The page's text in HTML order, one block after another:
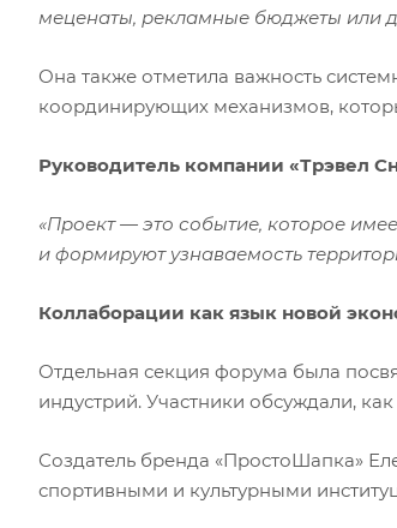
меценаты, рекламные бюджеты или
Она также отметила важность
координирующих механизмов,
Руководитель компании «Трэвел
«Проект — это событие, которое
и формируют узнаваемость
Коллаборации как язык новой
Отдельная секция форума была
индустрий. Участники обсуждали,
Создатель бренда «ПростоШапка»
спортивными и культурными